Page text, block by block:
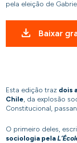
pela eleição de
Baixar
Esta edição traz dois
Chile, da explosão
Constitucional,
O primeiro deles,
sociologia pela